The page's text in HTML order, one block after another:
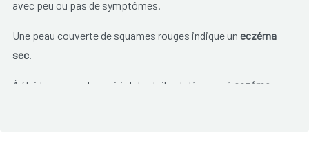
avec peu ou pas de symptômes.
Une peau couverte de squames rouges indique un eczéma
sec.
À fluides ampoules qui éclatent, il est dénommé eczéma